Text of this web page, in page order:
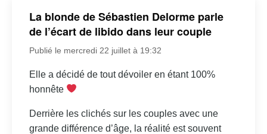
La blonde de Sébastien Delorme parle
de l’écart de libido dans leur couple
Publié le mercredi 22 juillet à 19:32
Elle a décidé de tout dévoiler en étant 100%
honnête
Derrière les clichés sur les couples avec une
grande différence d’âge, la réalité est souvent